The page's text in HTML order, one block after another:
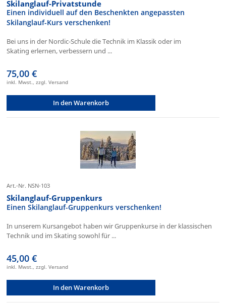
Skilanglauf-Privatstunde
Einen individuell auf den Beschenkten angepassten
Skilanglauf-Kurs verschenken!
Bei uns in der Nordic-Schule die Technik im Klassik oder im
Skating erlernen, verbessern und ...
75,00 €
inkl. Mwst., zzgl. Versand
In den Warenkorb
Art.-Nr. NSN-103
Skilanglauf-Gruppenkurs
Einen Skilanglauf-Gruppenkurs verschenken!
In unserem Kursangebot haben wir Gruppenkurse in der klassischen
Technik und im Skating sowohl für ...
45,00 €
inkl. Mwst., zzgl. Versand
In den Warenkorb